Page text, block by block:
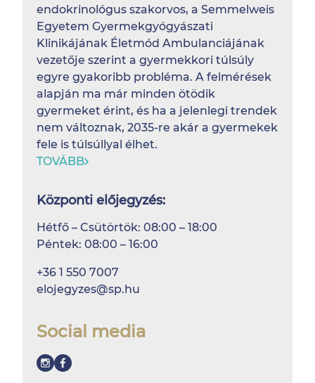
endokrinológus szakorvos, a Semmelweis
Egyetem Gyermekgyógyászati
Klinikájának Életmód Ambulanciájának
vezetője szerint a gyermekkori túlsúly
egyre gyakoribb probléma. A felmérések
alapján ma már minden ötödik
gyermeket érint, és ha a jelenlegi trendek
nem változnak, 2035-re akár a gyermekek
fele is túlsúllyal élhet.
TOVÁBB
Központi előjegyzés:
Hétfő – Csütörtök: 08:00 – 18:00
Péntek: 08:00 – 16:00
+36 1 550 7007
elojegyzes@sp.hu
Social media